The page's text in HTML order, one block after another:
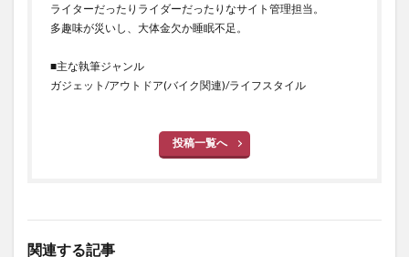
ライターだったりライダーだったりなサイト管理担当。
多趣味が災いし、大体金欠か睡眠不足。
■主な執筆ジャンル
ガジェット/アウトドア(バイク関連)/ライフスタイル
投稿一覧へ
関連する記事